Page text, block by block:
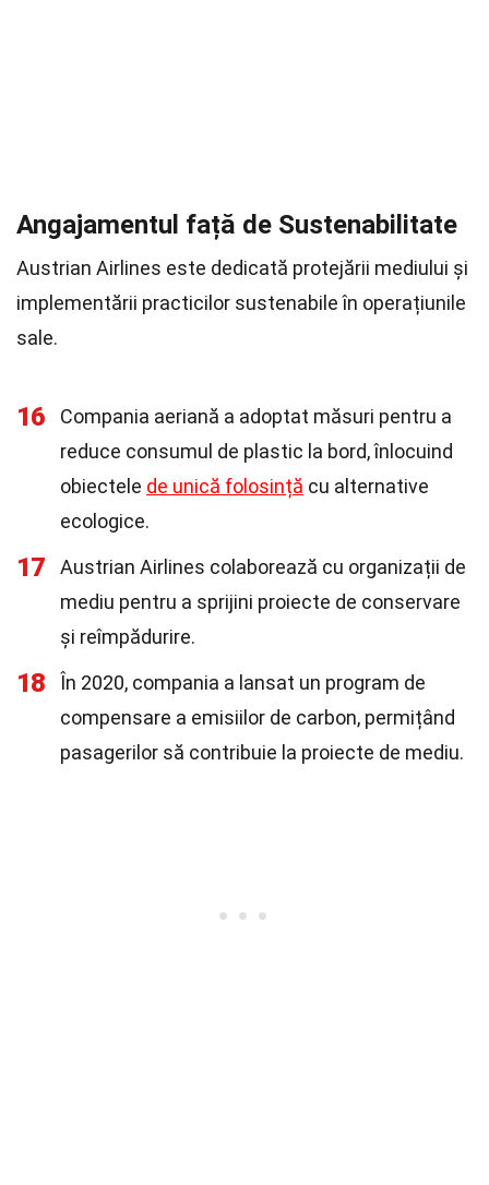
Angajamentul față de Sustenabilitate
Austrian Airlines este dedicată protejării mediului și
implementării practicilor sustenabile în operațiunile
sale.
16
Compania aeriană a adoptat măsuri pentru a
reduce consumul de plastic la bord, înlocuind
obiectele de unică folosință cu alternative
ecologice.
17
Austrian Airlines colaborează cu organizații de
mediu pentru a sprijini proiecte de conservare
și reîmpădurire.
18
În 2020, compania a lansat un program de
compensare a emisiilor de carbon, permițând
pasagerilor să contribuie la proiecte de mediu.